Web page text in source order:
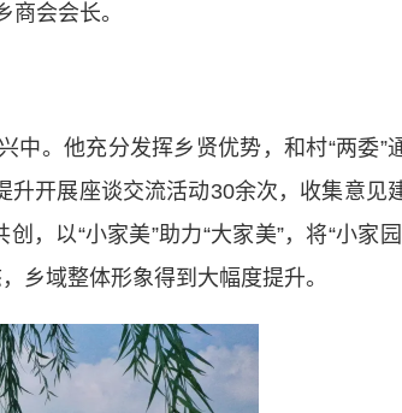
会会长。
。他充分发挥乡贤优势，和村“两委”
升开展座谈交流活动30余次，收集意见
，以“小家美”助力“大家美”，将“小家园
乡域整体形象得到大幅度提升。